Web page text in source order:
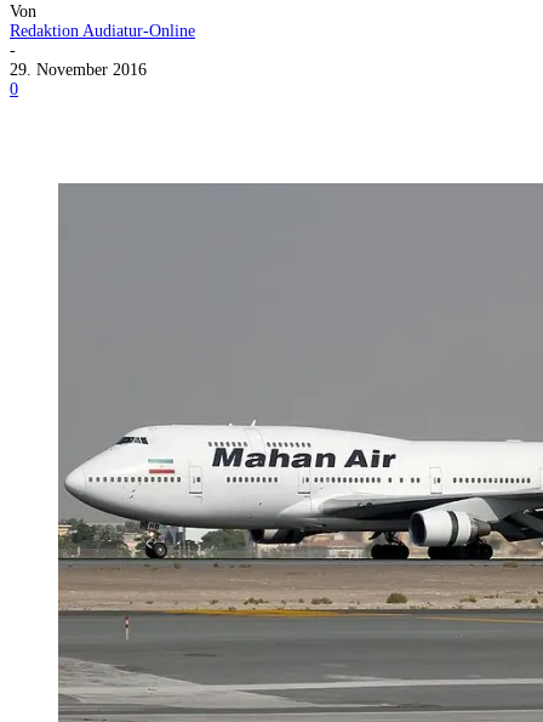
Von
Redaktion Audiatur-Online
-
29. November 2016
0